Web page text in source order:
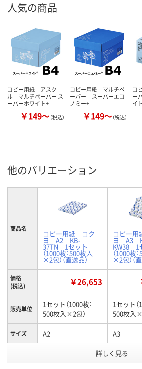
人気の商品
コピー用紙 アスク
ル マルチペーパー ス
ーパーホワイト+
￥149～（税込）
コピー用紙 マルチペ
ーパー スーパーエコ
ノミー+
￥149～（税込）
コ
ー
イ
他のバリエーション
商品名
コピー用紙 コク
ヨ A2 KB-
37TN 1セット
（1000枚：500枚入
×2包）（直送品）
コピー
ヨ A3
KW38 1
（1000枚
×2包）（
価格
(税込)
￥26,653
販売単位
1セット（1000枚：
500枚入×2包）
1セット（
500枚入
サイズ A2 A3
R527714
詳しく見る